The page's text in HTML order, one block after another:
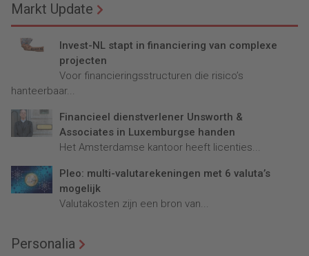
Markt Update
Invest-NL stapt in financiering van complexe
projecten
Voor financieringsstructuren die risico’s
hanteerbaar...
Financieel dienstverlener Unsworth &
Associates in Luxemburgse handen
Het Amsterdamse kantoor heeft licenties...
Pleo: multi-valutarekeningen met 6 valuta’s
mogelijk
Valutakosten zijn een bron van...
Personalia